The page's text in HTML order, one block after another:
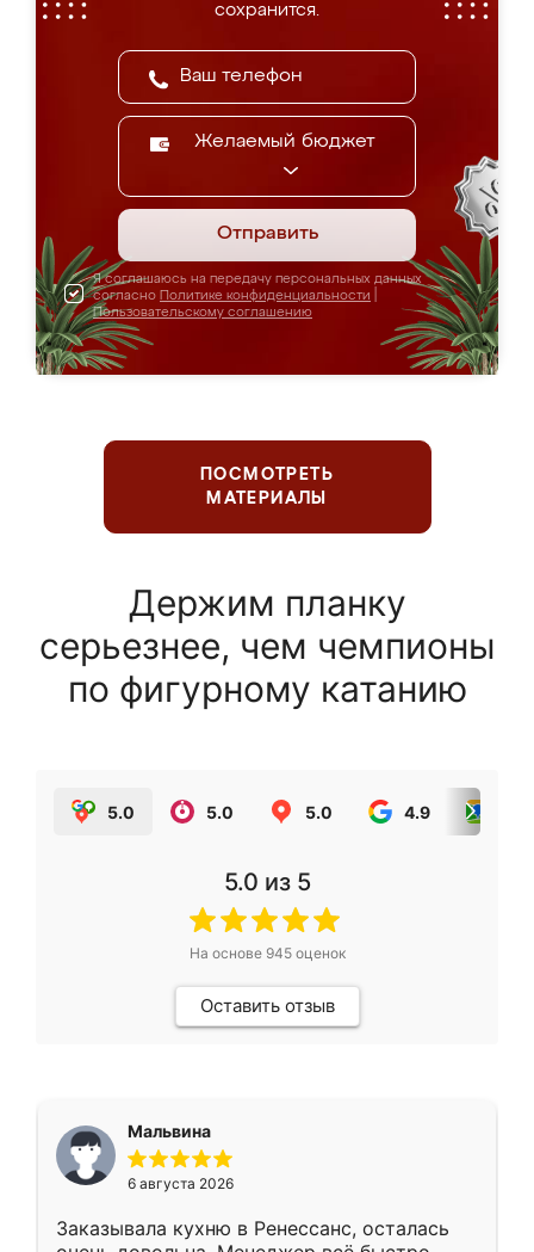
сохранится.
Желаемый бюджет
Отправить
Я соглашаюсь на передачу персональных данных
согласно Политике конфиденциальности
Пользовательскому соглашению
ПОСМОТРЕТЬ
МАТЕРИАЛЫ
Держим планку
серьезнее, чем чемпионы
по фигурному катанию
5.0 5.0 5.0 4.9
5.0 из 5
На основе 945оценок
Оставить отзыв
Мальвина
6 августа 2026
Заказывала кухню в Ренессанс, осталась